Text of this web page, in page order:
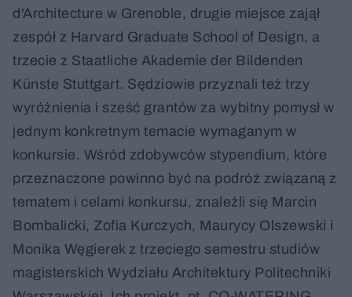
d'Architecture w Grenoble, drugie miejsce zajął
zespół z Harvard Graduate School of Design, a
trzecie z Staatliche Akademie der Bildenden
Künste Stuttgart. Sędziowie przyznali też trzy
wyróżnienia i sześć grantów za wybitny pomysł w
jednym konkretnym temacie wymaganym w
konkursie. Wśród zdobywców stypendium, które
przeznaczone powinno być na podróż związaną z
tematem i celami konkursu, znaleźli się Marcin
Bombalicki, Zofia Kurczych, Maurycy Olszewski i
Monika Węgierek z trzeciego semestru studiów
magisterskich Wydziału Architektury Politechniki